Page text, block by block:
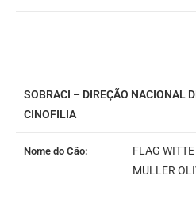
SOBRACI – DIREÇÃO NACIONAL
CINOFILIA
Nome do Cão:
FLAG WITTE
MULLER